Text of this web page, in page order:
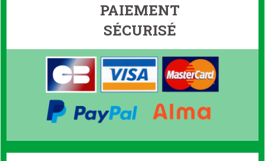
PAIEMENT
SÉCURISÉ